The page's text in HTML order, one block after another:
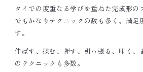
タイでの度重なる学びを重ねた完成形の
でもかなりテクニックの数も多く、満足
す。
伸ばす、揉む、押す、引っ張る、叩く、
のテクニックも多数。